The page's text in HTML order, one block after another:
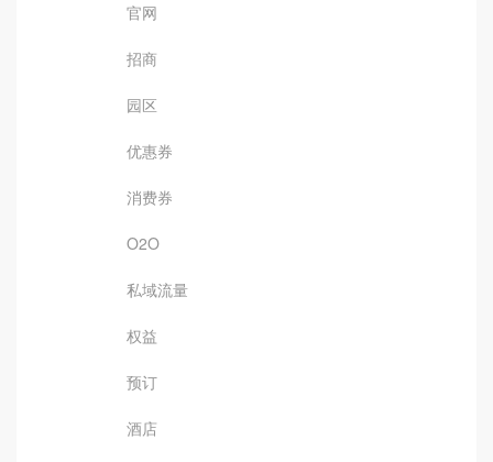
官网
招商
园区
优惠券
消费券
O2O
私域流量
权益
预订
酒店